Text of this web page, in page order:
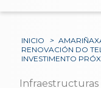
INICIO >
RENOVACIÓN DO
INVESTIMENTO
Infraestructuras